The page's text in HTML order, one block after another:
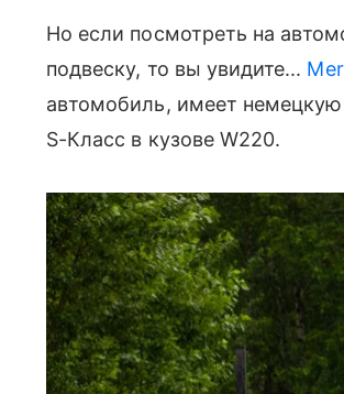
Но если посмотреть на
подвеску, то вы увидите...
автомобиль, имеет
S-Класс в кузове W220.